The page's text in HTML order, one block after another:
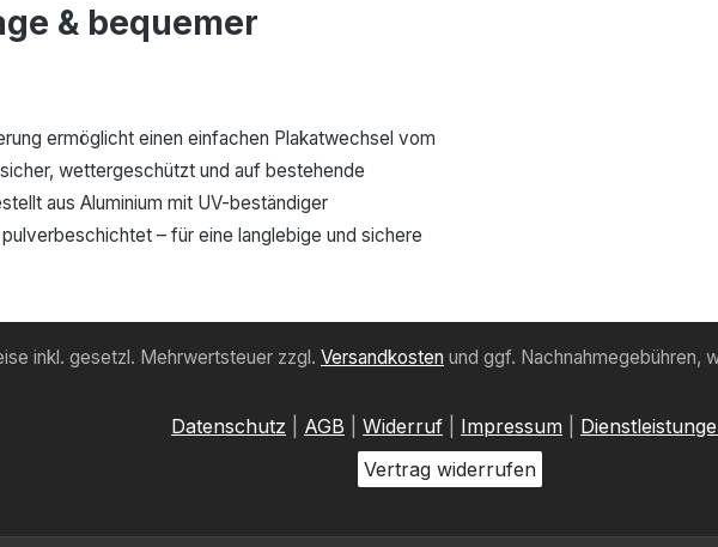
Aluminium
möglich
& bequemer
ermöglicht einen einfachen Plakatwechsel vom
wettergeschützt und auf bestehende
aus Aluminium mit UV-beständiger
– für eine langlebige und sichere
inkl. gesetzl. Mehrwertsteuer zzgl. Versandkosten und ggf. Nachnahmegebühren,
Datenschutz AGB Widerruf Impressum
Vertrag widerrufen